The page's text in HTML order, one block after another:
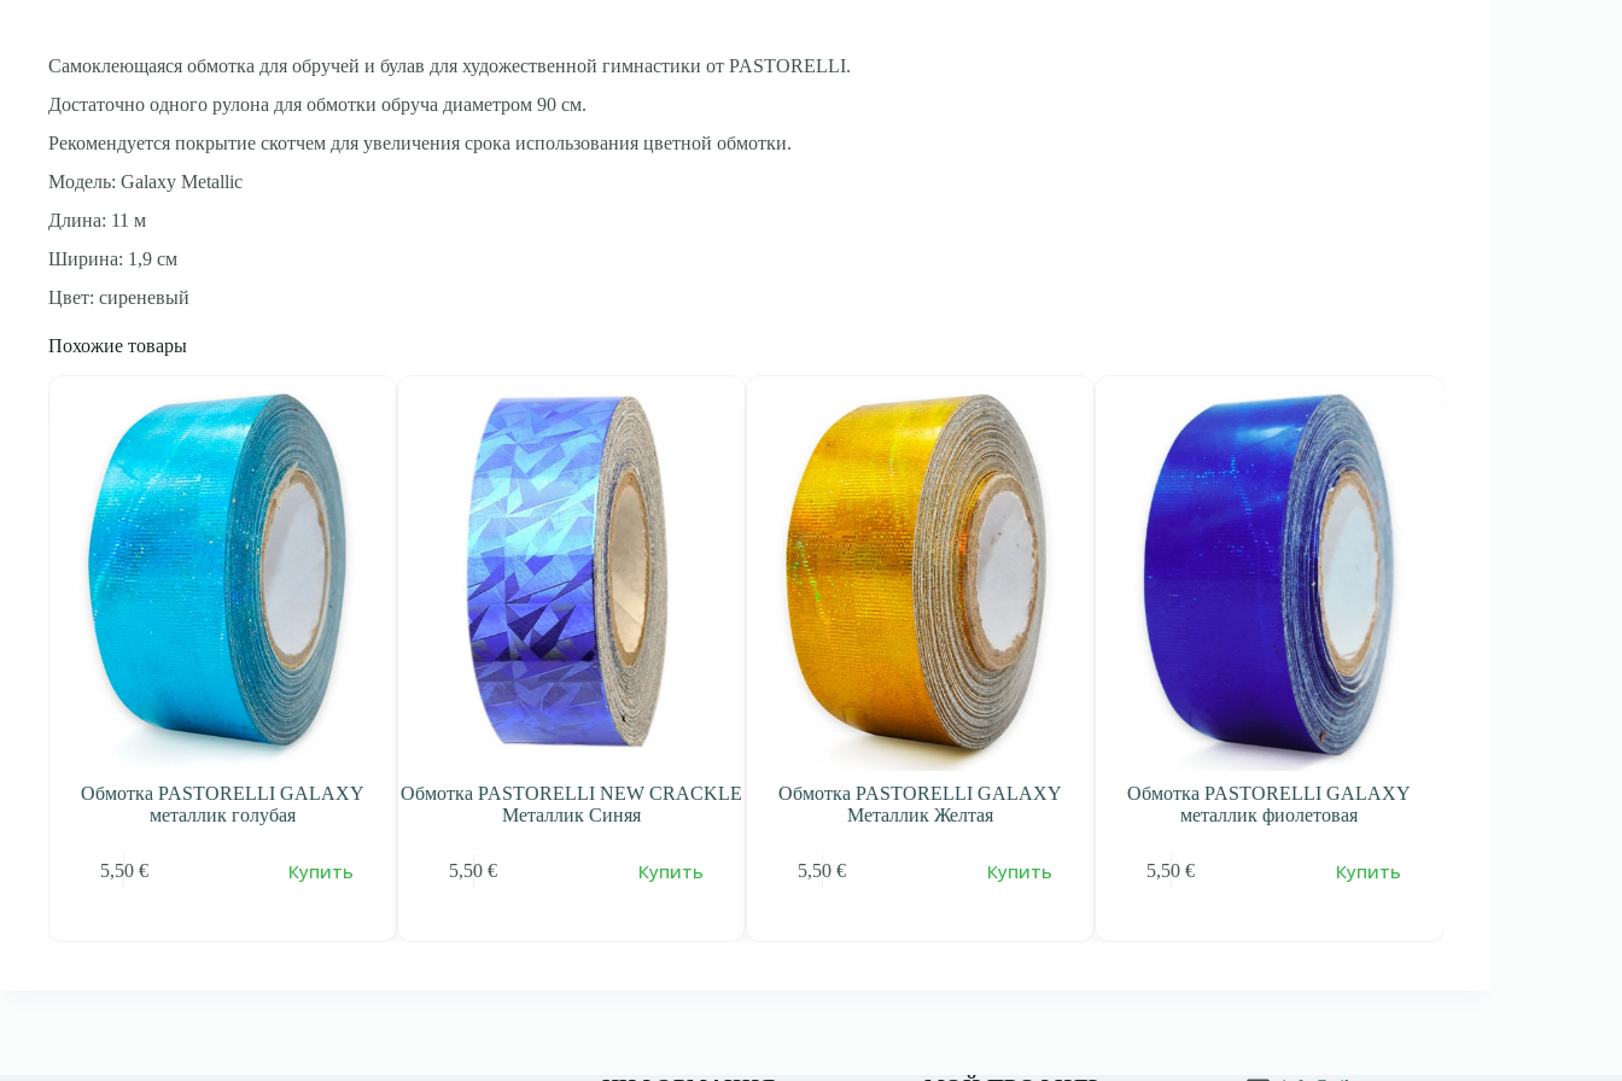
Самоклеющаяся обмотка для обручей и булав для художественной гимнастики от PASTORELLI.
Достаточно одного рулона для обмотки обруча диаметром 90 см.
Рекомендуется покрытие скотчем для увеличения срока использования цветной обмотки.
Модель: Galaxy Metallic
Длина: 11 м
Ширина: 1,9 см
Цвет: сиреневый
Похожие товары
Обмотка PASTORELLI GALAXY
металлик голубая
5,50 € Купить
Обмотка PASTORELLI NEW CRACKLE
Металлик Синяя
5,50 € Купить
Обмотка PASTORELLI GALAXY
Металлик Желтая
5,50 € Купить
Обмотка PASTORELLI GALAXY
металлик фиолетовая
5,50€ Купить